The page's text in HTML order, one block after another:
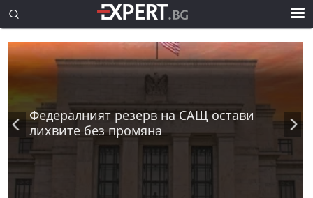
Федералният резерв на САЩ остави
лихвите без промяна